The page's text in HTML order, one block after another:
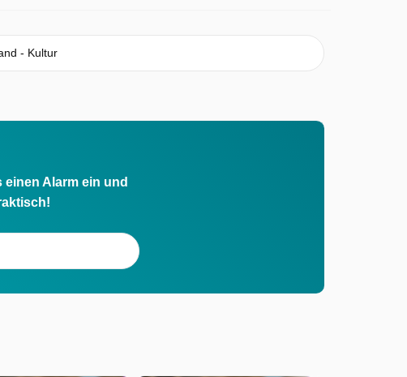
- Kultur
Alarm ein und